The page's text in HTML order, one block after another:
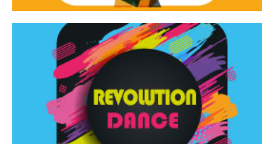
Revolution Dance
Rassegna di danza contemporanea – I Edizione